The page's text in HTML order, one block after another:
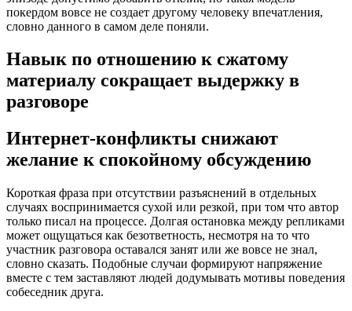
покердом вовсе не создает другому человеку впечатления,
словно данного в самом деле поняли.
Навык по отношению к сжатому
материалу сокращает выдержку в
разговоре
Интернет-конфликты снижают
желание к спокойному обсуждению
Короткая фраза при отсутствии разъяснений в отдельных
случаях воспринимается сухой или резкой, при том что автор
только писал на процессе. Долгая остановка между репликами
может ощущаться как безответность, несмотря на то что
участник разговора оставался занят или же вовсе не знал,
словно сказать. Подобные случаи формируют напряжение
вместе с тем заставляют людей додумывать мотивы поведения
собеседник друга.